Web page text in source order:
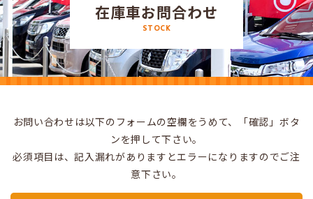
在庫車お問合わせ
STOCK
お問い合わせは以下のフォームの空欄をうめて、「確認」ボタ
ンを押して下さい。
必須項目は、記入漏れがありますとエラーになりますのでご注
意下さい。